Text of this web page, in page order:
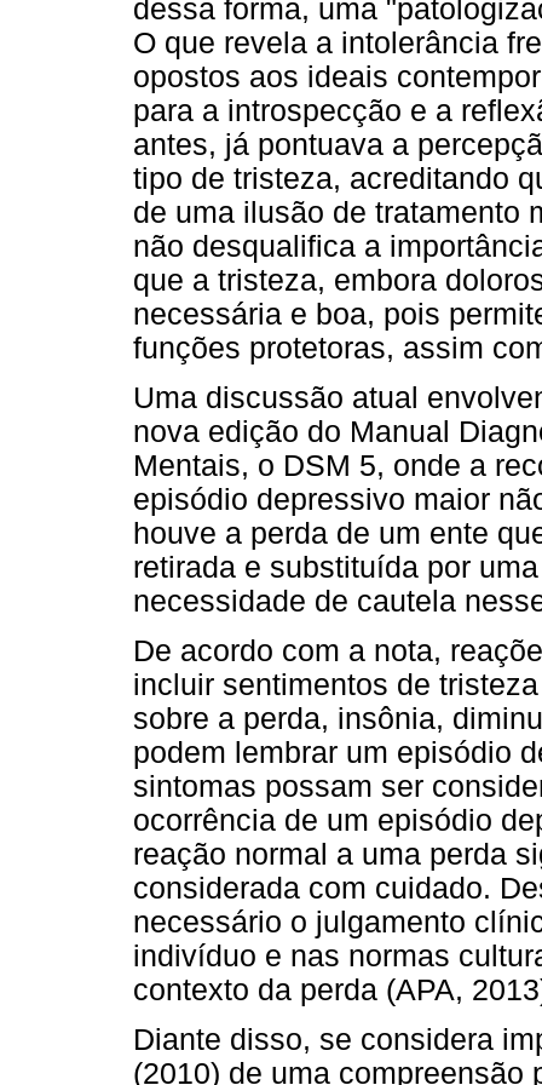
dessa forma, uma
O que revela a intolerância
opostos aos ideais
para a introspecção e a
antes, já pontuava a
tipo de tristeza, acreditando
de uma ilusão de tratamento
não desqualifica a
que a tristeza, embora
necessária e boa, pois
funções protetoras, assim
Uma discussão atual
nova edição do Manual
Mentais, o DSM 5, onde a
episódio depressivo maior
houve a perda de um ente
retirada e substituída por
necessidade de cautela
De acordo com a nota,
incluir sentimentos de
sobre a perda, insônia,
podem lembrar um episódio
sintomas possam ser
ocorrência de um episódio
reação normal a uma perda
considerada com cuidado.
necessário o julgamento
indivíduo e nas normas
contexto da perda (APA,
Diante disso, se considera
(2010) de uma compreensão